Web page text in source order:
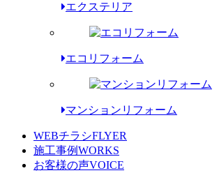
エクステリア
エコリフォーム
マンションリフォーム
WEBチラシFLYER
施工事例WORKS
お客様の声VOICE